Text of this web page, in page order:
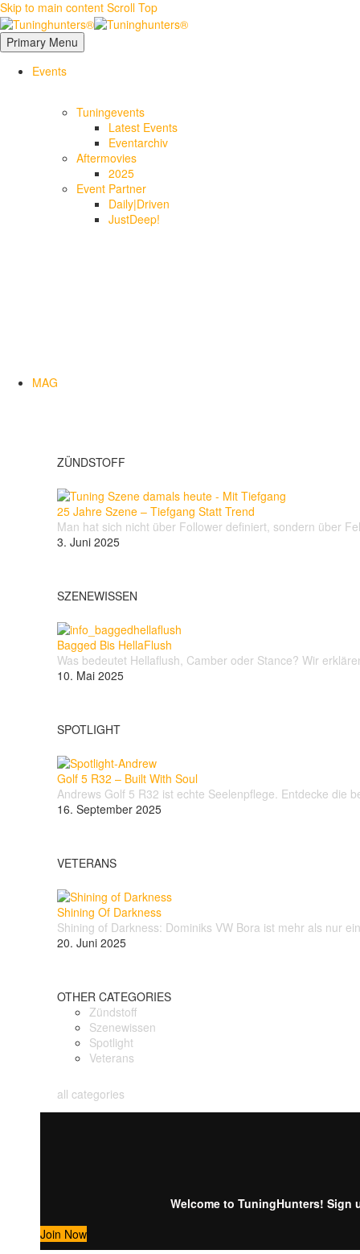
Skip to main content Scroll Top
Primary Menu
Events
Tuningevents
Latest Events
Eventarchiv
Aftermovies
2025
Event Partner
Daily|Driven
JustDeep!
MAG
ZÜNDSTOFF
25 Jahre Szene – Tiefgang Statt Trend
Man hat sich nicht über Follower definiert, sondern über
3. Juni 2025
SZENEWISSEN
Bagged Bis HellaFlush
Was bedeutet Hellaflush, Camber oder Stance? Wir
10. Mai 2025
SPOTLIGHT
Golf 5 R32 – Built With Soul
Andrews Golf 5 R32 ist echte Seelenpflege. Entdecke die
16. September 2025
VETERANS
Shining Of Darkness
Shining of Darkness: Dominiks VW Bora ist mehr als nur
20. Juni 2025
OTHER CATEGORIES
Zündstoff
Szenewissen
Spotlight
Veterans
all categories
Welcome to TuningHunters!
Join Now